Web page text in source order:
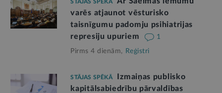
STĀJAS SPĒKĀ
varēs atjaunot vēsturisko
taisnīgumu padomju psihiatrijas
represiju upuriem
1
Pirms 4 dienām, Reģistri
STĀJAS SPĒKĀ
Izmaiņas publisko
kapitālsabiedrību pārvaldības